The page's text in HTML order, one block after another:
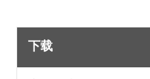
下载